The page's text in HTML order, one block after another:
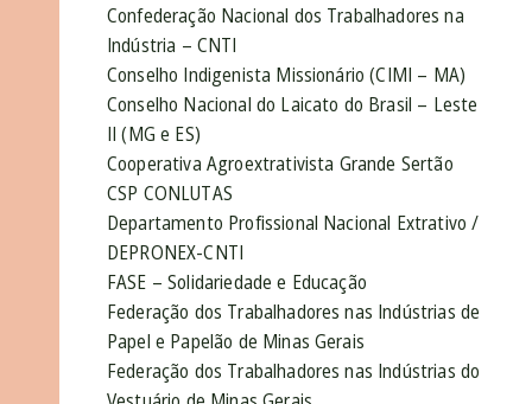
Confederação Nacional dos Trabalhadores na
Indústria – CNTI
Conselho Indigenista Missionário (CIMI – MA)
Conselho Nacional do Laicato do Brasil – Leste
II (MG e ES)
Cooperativa Agroextrativista Grande Sertão
CSP CONLUTAS
Departamento Profissional Nacional Extrativo /
DEPRONEX-CNTI
FASE – Solidariedade e Educação
Federação dos Trabalhadores nas Indústrias de
Papel e Papelão de Minas Gerais
Federação dos Trabalhadores nas Indústrias do